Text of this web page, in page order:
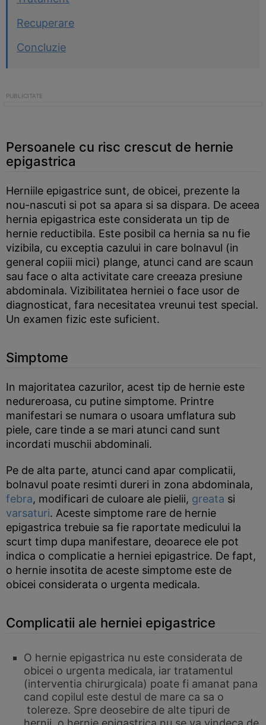
Recuperare
Concluzie
Persoanele cu risc crescut de hernie
epigastrica
Herniile epigastrice sunt, de obicei, prezente la
nou-nascuti si pot sa apara si sa dispara. De aceea
hernia epigastrica este considerata un tip de
hernie reductibila. Este posibil ca hernia sa nu fie
vizibila, cu exceptia cazului in care bolnavul (in
general copiii mici) plange, atunci cand are scaun
sau face o alta activitate care creeaza presiune
abdominala. Vizibilitatea herniei o face usor de
diagnosticat, fara necesitatea vreunui test special.
Un examen fizic este suficient.
Simptome
In majoritatea cazurilor, acest tip de hernie este
nedureroasa, cu putine simptome. Printre
manifestari se numara o usoara umflatura sub
piele, care tinde a se mari atunci cand sunt
incordati muschii abdominali.
Pe de alta parte, atunci cand apar complicatii,
bolnavul poate resimti dureri in zona abdominala,
febra, modificari de culoare ale pielii, greata si
varsaturi. Aceste simptome rare de hernie
epigastrica trebuie sa fie raportate medicului la
scurt timp dupa manifestare, deoarece ele pot
indica o complicatie a herniei epigastrice. De fapt,
o hernie insotita de aceste simptome este de
obicei considerata o urgenta medicala.
Complicatii ale herniei epigastrice
O hernie epigastrica nu este considerata de
obicei o urgenta medicala, iar tratamentul
(interventia chirurgicala) poate fi amanat pana
cand copilul este destul de mare ca sa o
tolereze. Spre deosebire de alte tipuri de